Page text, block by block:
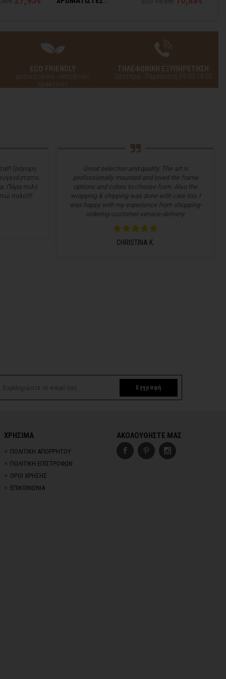
ECO FRIENDLY
φυσικά υλικά - υπεύθυνες
πρακτικές
ΤΗΛΕΦΩΝΙΚΗ ΕΞΥΠΗΡΕΤΗΣΗ
Δευτέρα - Παρασκευή 09:00-18:00
Γρήγορη
Πάρα πολύ
πολύ!!!!
Great selection and quality. The art is
professionally mounted and loved the frame
options and colors to choose from. Also the
wrapping & shipping was done with care too. I
was happy with my experience from shopping-
ordering-customer service-delivery.
CHRISTINA K.
Εγγραφή
ΧΡΗΣΙΜΑ
ΠΟΛΙΤΙΚΗ ΑΠΟΡΡΗΤΟΥ
ΠΟΛΙΤΙΚΗ ΕΠΙΣΤΡΟΦΩΝ
ΟΡΟΙ ΧΡΗΣΗΣ
ΕΠΙΚΟΙΝΩΝΙΑ
ΑΚΟΛΟΥΘΗΣΤΕ ΜΑΣ